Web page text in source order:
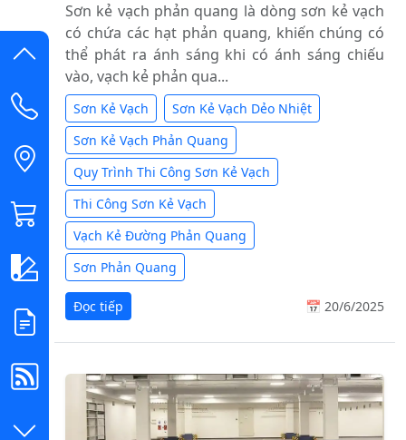
Sơn kẻ vạch phản quang là dòng sơn kẻ vạch
có chứa các hạt phản quang, khiến chúng có
thể phát ra ánh sáng khi có ánh sáng chiếu
vào, vạch kẻ phản qua...
Sơn Kẻ Vạch
Sơn Kẻ Vạch Dẻo Nhiệt
Sơn Kẻ Vạch Phản Quang
Quy Trình Thi Công Sơn Kẻ Vạch
Thi Công Sơn Kẻ Vạch
Vạch Kẻ Đường Phản Quang
Sơn Phản Quang
Đọc tiếp 📅 20/6/2025